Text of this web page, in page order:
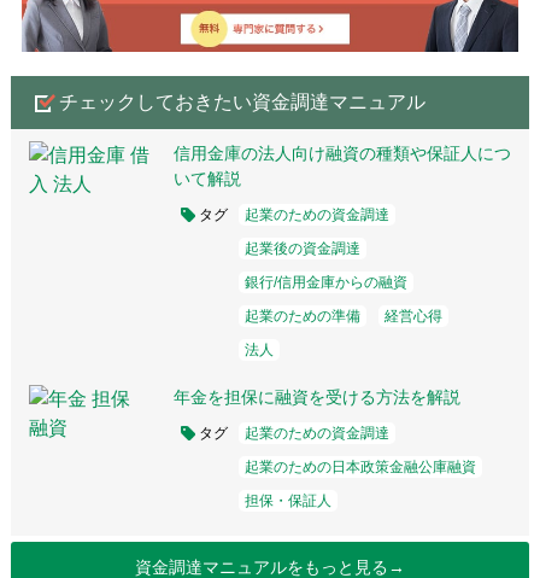
チェックしておきたい資金調達マニュアル
信用金庫の法人向け融資の種類や保証人につ
いて解説
タグ
起業のための資金調達
起業後の資金調達
銀行/信用金庫からの融資
起業のための準備
経営心得
法人
年金を担保に融資を受ける方法を解説
タグ
起業のための資金調達
起業のための日本政策金融公庫融資
担保・保証人
資金調達マニュアルをもっと見る→